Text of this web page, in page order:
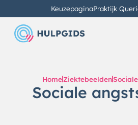
KeuzepaginaPraktijk
Home Ziektebeelden
Sociale